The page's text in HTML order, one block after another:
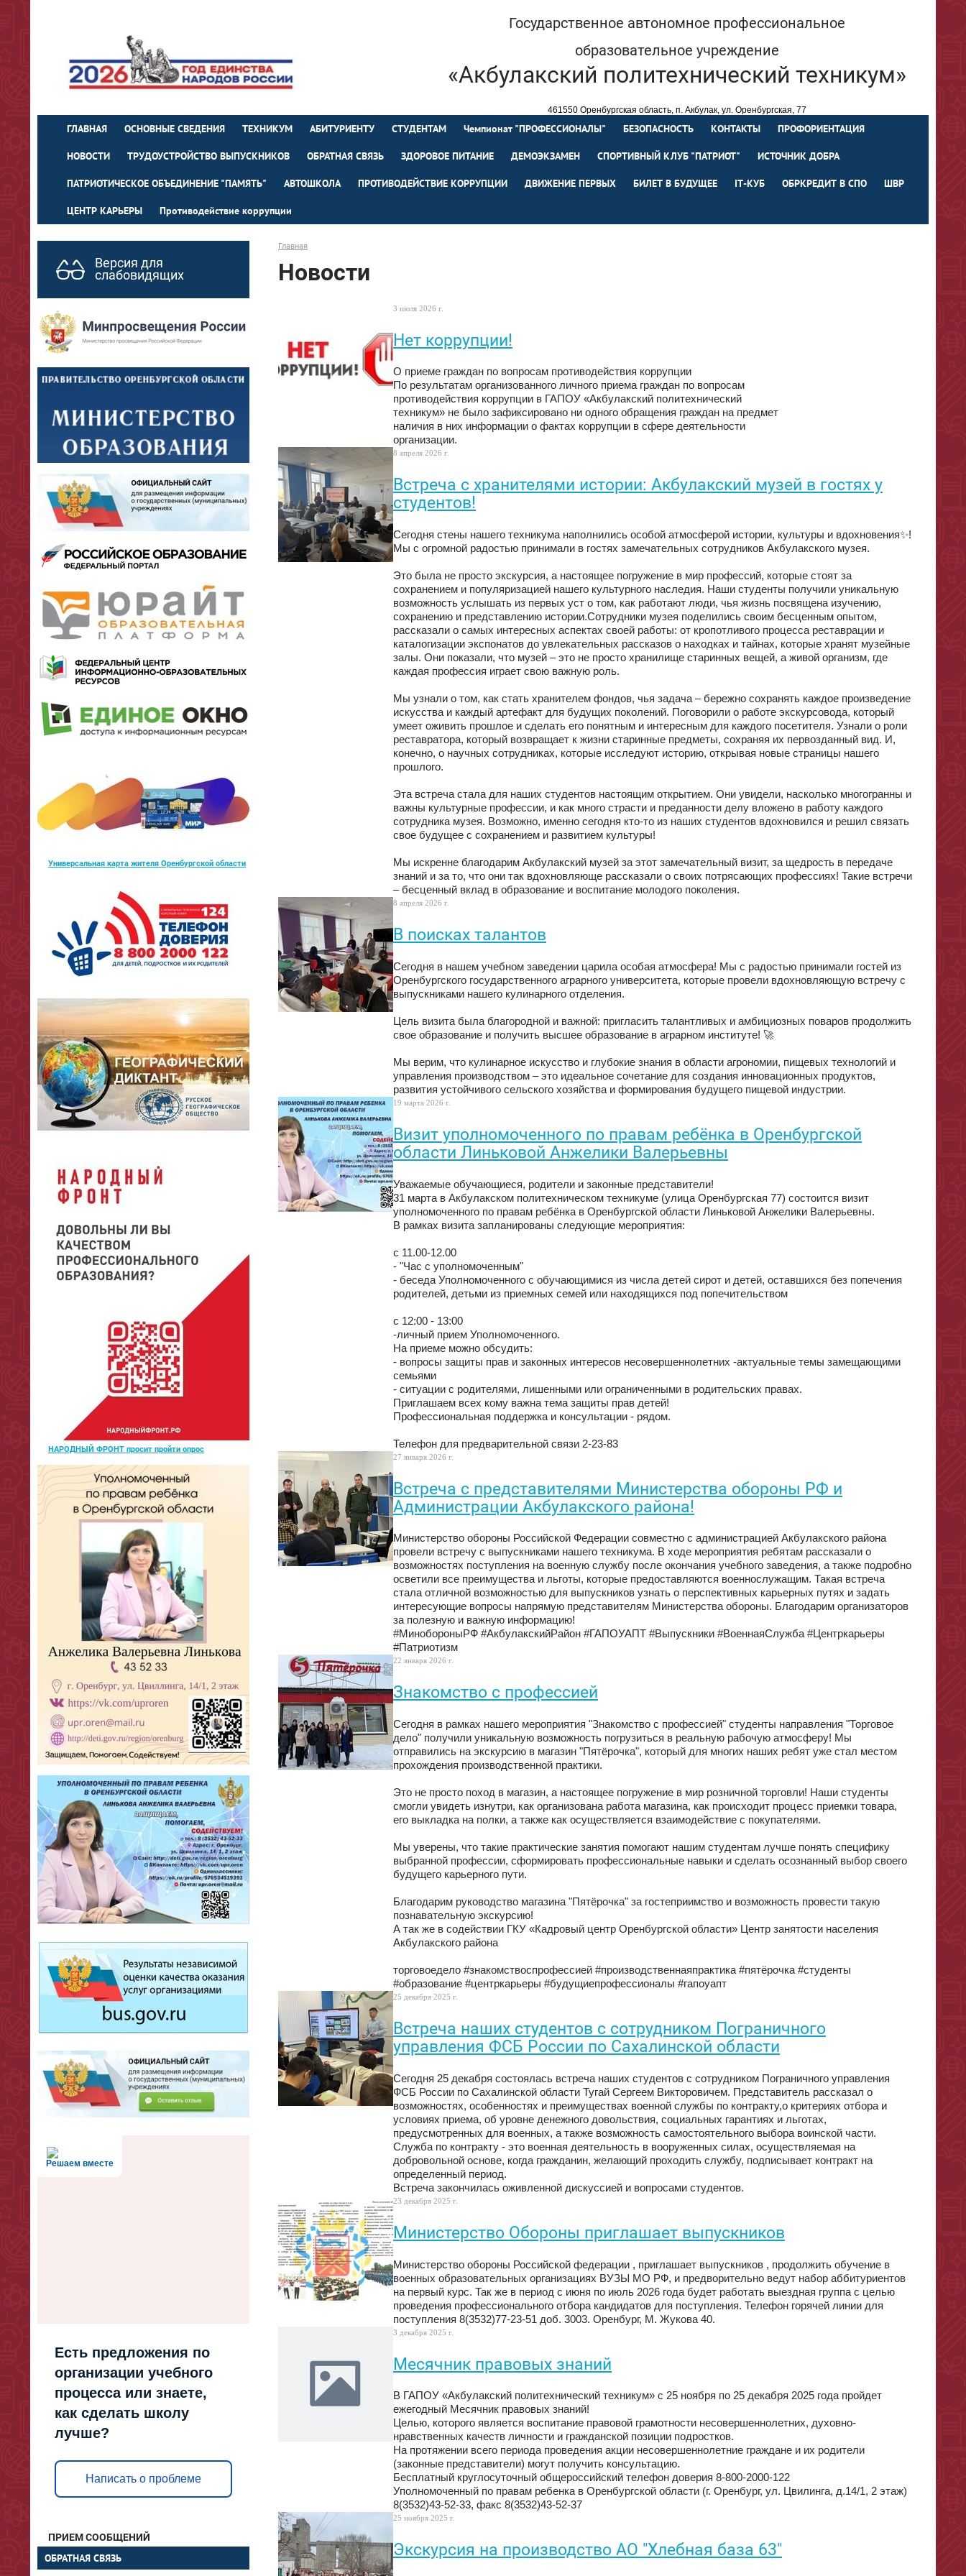
Государственное автономное профессиональное
образовательное учреждение
«Акбулакский политехнический техникум»
461550 Оренбургская область, п. Акбулак, ул. Оренбургская, 77
ГЛАВНАЯ ОСНОВНЫЕ СВЕДЕНИЯ ТЕХНИКУМ АБИТУРИЕНТУ СТУДЕНТАМ Чемпионат "ПРОФЕССИОНАЛЫ" БЕЗОПАСНОСТЬ КОНТАКТЫ ПРОФОРИЕНТАЦИЯ
НОВОСТИ ТРУДОУСТРОЙСТВО ВЫПУСКНИКОВ ОБРАТНАЯ СВЯЗЬ ЗДОРОВОЕ ПИТАНИЕ ДЕМОЭКЗАМЕН СПОРТИВНЫЙ КЛУБ "ПАТРИОТ" ИСТОЧНИК ДОБРА
ПАТРИОТИЧЕСКОЕ ОБЪЕДИНЕНИЕ "ПАМЯТЬ" АВТОШКОЛА ПРОТИВОДЕЙСТВИЕ КОРРУПЦИИ ДВИЖЕНИЕ ПЕРВЫХ БИЛЕТ В БУДУЩЕЕ IТ-КУБ ОБРКРЕДИТ В СПО ШВР
ЦЕНТР КАРЬЕРЫ Противодействие коррупции
Версия для
слабовидящих
Универсальная карта жителя Оренбургской области
НАРОДНЫЙ ФРОНТ просит пройти опрос
Решаем вместе
Есть предложения по
организации учебного
процесса или знаете,
как сделать школу
лучше?
Написать о проблеме
ПРИЕМ СООБЩЕНИЙ
ОБРАТНАЯ СВЯЗЬ
Главная
Новости
3 июля 2026 г.
Нет коррупции!
О приеме граждан по вопросам противодействия коррупции
По результатам организованного личного приема граждан по вопросам
противодействия коррупции в ГАПОУ «Акбулакский политехнический
техникум» не было зафиксировано ни одного обращения граждан на предмет
наличия в них информации о фактах коррупции в сфере деятельности
организации.
8 апреля 2026 г.
Встреча с хранителями истории: Акбулакский музей в гостях у
студентов!
Сегодня стены нашего техникума наполнились особой атмосферой истории, культуры и вдохновения✨!
Мы с огромной радостью принимали в гостях замечательных сотрудников Акбулакского музея.
Это была не просто экскурсия, а настоящее погружение в мир профессий, которые стоят за
сохранением и популяризацией нашего культурного наследия. Наши студенты получили уникальную
возможность услышать из первых уст о том, как работают люди, чья жизнь посвящена изучению,
сохранению и представлению истории.Сотрудники музея поделились своим бесценным опытом,
рассказали о самых интересных аспектах своей работы: от кропотливого процесса реставрации и
каталогизации экспонатов до увлекательных рассказов о находках и тайнах, которые хранят музейные
залы. Они показали, что музей – это не просто хранилище старинных вещей, а живой организм, где
каждая профессия играет свою важную роль.
Мы узнали о том, как стать хранителем фондов, чья задача – бережно сохранять каждое произведение
искусства и каждый артефакт для будущих поколений. Поговорили о работе экскурсовода, который
умеет оживить прошлое и сделать его понятным и интересным для каждого посетителя. Узнали о роли
реставратора, который возвращает к жизни старинные предметы, сохраняя их первозданный вид. И,
конечно, о научных сотрудниках, которые исследуют историю, открывая новые страницы нашего
прошлого.
Эта встреча стала для наших студентов настоящим открытием. Они увидели, насколько многогранны и
важны культурные профессии, и как много страсти и преданности делу вложено в работу каждого
сотрудника музея. Возможно, именно сегодня кто-то из наших студентов вдохновился и решил связать
свое будущее с сохранением и развитием культуры!
Мы искренне благодарим Акбулакский музей за этот замечательный визит, за щедрость в передаче
знаний и за то, что они так вдохновляюще рассказали о своих потрясающих профессиях! Такие встречи
– бесценный вклад в образование и воспитание молодого поколения.
8 апреля 2026 г.
В поисках талантов
Сегодня в нашем учебном заведении царила особая атмосфера! Мы с радостью принимали гостей из
Оренбургского государственного аграрного университета, которые провели вдохновляющую встречу с
выпускниками нашего кулинарного отделения.
Цель визита была благородной и важной: пригласить талантливых и амбициозных поваров продолжить
свое образование и получить высшее образование в аграрном институте! 🚀
Мы верим, что кулинарное искусство и глубокие знания в области агрономии, пищевых технологий и
управления производством – это идеальное сочетание для создания инновационных продуктов,
развития устойчивого сельского хозяйства и формирования будущего пищевой индустрии.
19 марта 2026 г.
Визит уполномоченного по правам ребёнка в Оренбургской
области Линьковой Анжелики Валерьевны
Уважаемые обучающиеся, родители и законные представители!
31 марта в Акбулакском политехническом техникуме (улица Оренбургская 77) состоится визит
уполномоченного по правам ребёнка в Оренбургской области Линьковой Анжелики Валерьевны.
В рамках визита запланированы следующие мероприятия:
с 11.00-12.00
- "Час с уполномоченным"
- беседа Уполномоченного с обучающимися из числа детей сирот и детей, оставшихся без попечения
родителей, детьми из приемных семей или находящихся под попечительством
с 12:00 - 13:00
-личный прием Уполномоченного.
На приеме можно обсудить:
- вопросы защиты прав и законных интересов несовершеннолетних -актуальные темы замещающими
семьями
- ситуации с родителями, лишенными или ограниченными в родительских правах.
Приглашаем всех кому важна тема защиты прав детей!
Профессиональная поддержка и консультации - рядом.
Телефон для предварительной связи 2-23-83
27 января 2026 г.
Встреча с представителями Министерства обороны РФ и
Администрации Акбулакского района!
Министерство обороны Российской Федерации совместно с администрацией Акбулакского района
провели встречу с выпускниками нашего техникума. В ходе мероприятия ребятам рассказали о
возможностях поступления на военную службу после окончания учебного заведения, а также подробно
осветили все преимущества и льготы, которые предоставляются военнослужащим. Такая встреча
стала отличной возможностью для выпускников узнать о перспективных карьерных путях и задать
интересующие вопросы напрямую представителям Министерства обороны. Благодарим организаторов
за полезную и важную информацию!
#МинобороныРФ #АкбулакскийРайон #ГАПОУАПТ #Выпускники #ВоеннаяСлужба #Центркарьеры
#Патриотизм
22 января 2026 г.
Знакомство с профессией
Сегодня в рамках нашего мероприятия "Знакомство с профессией" студенты направления "Торговое
дело" получили уникальную возможность погрузиться в реальную рабочую атмосферу! Мы
отправились на экскурсию в магазин "Пятёрочка", который для многих наших ребят уже стал местом
прохождения производственной практики.
Это не просто поход в магазин, а настоящее погружение в мир розничной торговли! Наши студенты
смогли увидеть изнутри, как организована работа магазина, как происходит процесс приемки товара,
его выкладка на полки, а также как осуществляется взаимодействие с покупателями.
Мы уверены, что такие практические занятия помогают нашим студентам лучше понять специфику
выбранной профессии, сформировать профессиональные навыки и сделать осознанный выбор своего
будущего карьерного пути.
Благодарим руководство магазина "Пятёрочка" за гостеприимство и возможность провести такую
познавательную экскурсию!
А так же в содействии ГКУ «Кадровый центр Оренбургской области» Центр занятости населения
Акбулакского района
торговоедело #знакомствоспрофессией #производственнаяпрактика #пятёрочка #студенты
#образование #центркарьеры #будущиепрофессионалы #гапоуапт
25 декабря 2025 г.
Встреча наших студентов с сотрудником Пограничного
управления ФСБ России по Сахалинской области
Сегодня 25 декабря состоялась встреча наших студентов с сотрудником Пограничного управления
ФСБ России по Сахалинской области Тугай Сергеем Викторовичем. Представитель рассказал о
возможностях, особенностях и преимуществах военной службы по контракту,о критериях отбора и
условиях приема, об уровне денежного довольствия, социальных гарантиях и льготах,
предусмотренных для военных, а также возможность самостоятельного выбора воинской части.
Служба по контракту - это военная деятельность в вооруженных силах, осуществляемая на
добровольной основе, когда гражданин, желающий проходить службу, подписывает контракт на
определенный период.
Встреча закончилась оживленной дискуссией и вопросами студентов.
23 декабря 2025 г.
Министерство Обороны приглашает выпускников
Министерство обороны Российской федерации , приглашает выпускников , продолжить обучение в
военных образовательных организациях ВУЗЫ МО РФ, и предворительно ведут набор аббитуриентов
на первый курс. Так же в период с июня по июль 2026 года будет работать выездная группа с целью
проведения профессионального отбора кандидатов для поступления. Телефон горячей линии для
поступления 8(3532)77-23-51 доб. 3003. Оренбург, М. Жукова 40.
3 декабря 2025 г.
Месячник правовых знаний
В ГАПОУ «Акбулакский политехнический техникум» с 25 ноября по 25 декабря 2025 года пройдет
ежегодный Месячник правовых знаний!
Целью, которого является воспитание правовой грамотности несовершеннолетних, духовно-
нравственных качеств личности и гражданской позиции подростков.
На протяжении всего периода проведения акции несовершеннолетние граждане и их родители
(законные представители) могут получить консультацию.
Бесплатный круглосуточный общероссийский телефон доверия 8-800-2000-122
Уполномоченный по правам ребенка в Оренбургской области (г. Оренбург, ул. Цвилинга, д.14/1, 2 этаж)
8(3532)43-52-33, факс 8(3532)43-52-37
25 ноября 2025 г.
Экскурсия на производство АО "Хлебная база 63"